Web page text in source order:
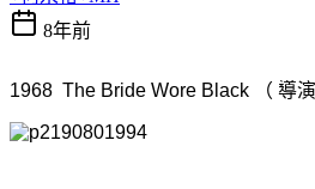
8年前
1968 The Bride Wore Black （ 導演